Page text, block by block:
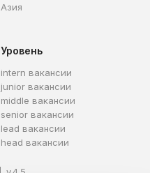
Азия
Уровень
intern вакансии
junior вакансии
middle вакансии
senior вакансии
lead вакансии
head вакансии